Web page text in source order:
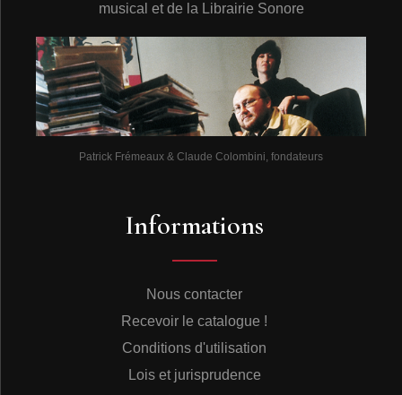
musical et de la Librairie Sonore
Patrick Frémeaux & Claude Colombini, fondateurs
Informations
Nous contacter
Recevoir le catalogue !
Conditions d'utilisation
Lois et jurisprudence